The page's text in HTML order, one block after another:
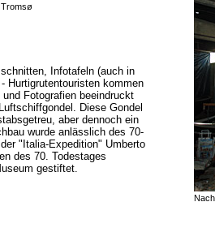
Infotafeln (auch in
Hurtigrutentouristen kommen
Fotografien beeindruckt
Diese Gondel
aber dennoch ein
wurde anlässlich des 70-
"Italia-Expedition" Umberto
des 70. Todestages
gestiftet.